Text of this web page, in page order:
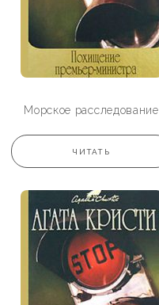
Морское расследование
ЧИТАТЬ